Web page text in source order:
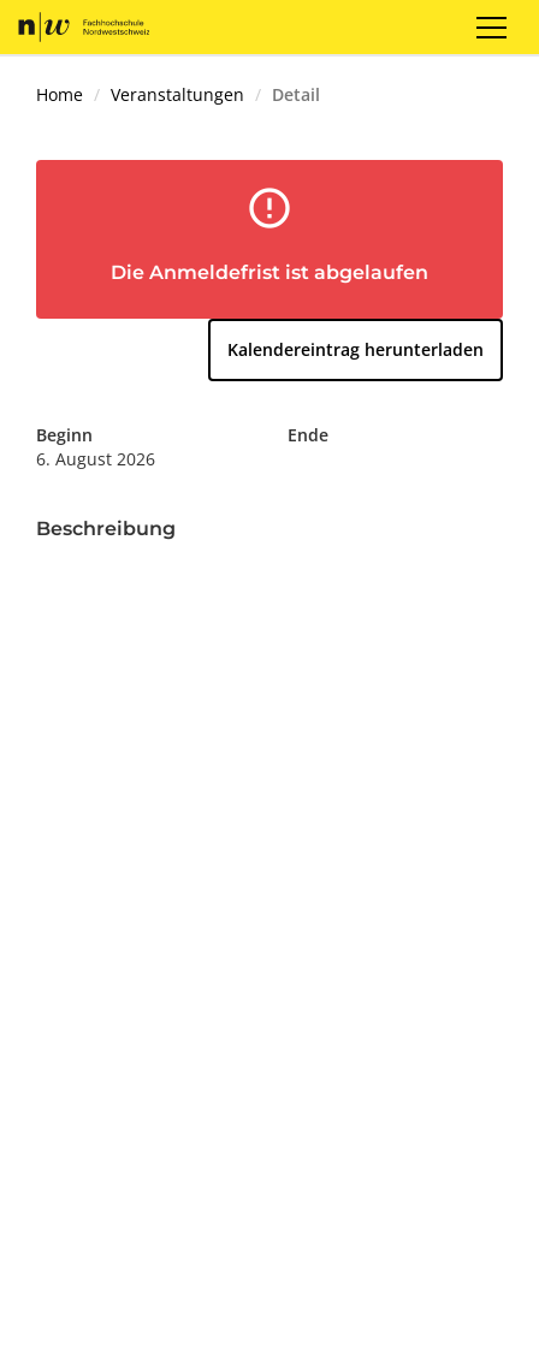
DE
Home Veranstaltungen Detail
error_outline
Die Anmeldefrist ist abgelaufen
Kalendereintrag herunterladen
Beginn
6. August 2026
Ende
Beschreibung